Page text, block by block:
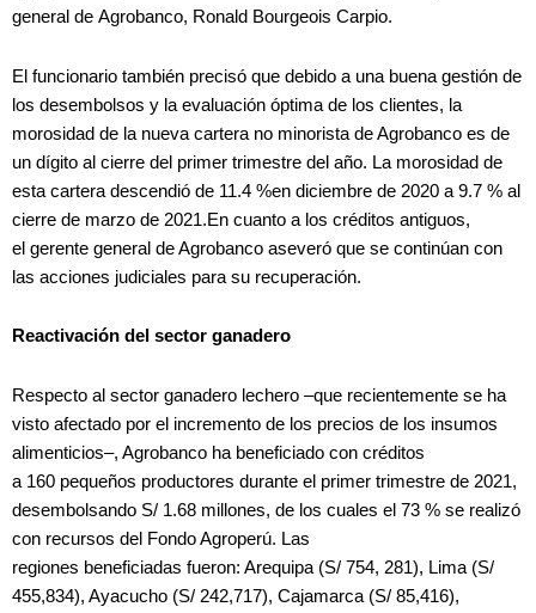
general de Agrobanco, Ronald Bourgeois Carpio.
El funcionario también precisó que debido a una buena gestión de
los desembolsos y la evaluación óptima de los clientes, la
morosidad de la nueva cartera no minorista de Agrobanco es de
un dígito al cierre del primer trimestre del año. La morosidad de
esta cartera descendió de 11.4 %en diciembre de 2020 a 9.7 % al
cierre de marzo de 2021.En cuanto a los créditos antiguos,
el gerente general de Agrobanco aseveró que se continúan con
las acciones judiciales para su recuperación.
Reactivación del sector ganadero
Respecto al sector ganadero lechero –que recientemente se ha
visto afectado por el incremento de los precios de los insumos
alimenticios–, Agrobanco ha beneficiado con créditos
a 160 pequeños productores durante el primer trimestre de 2021,
desembolsando S/ 1.68 millones, de los cuales el 73 % se realizó
con recursos del Fondo Agroperú. Las
regiones beneficiadas fueron: Arequipa (S/ 754, 281), Lima (S/
455,834), Ayacucho (S/ 242,717), Cajamarca (S/ 85,416),